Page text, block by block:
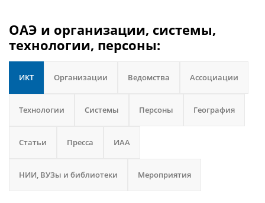
ОАЭ и организации, системы,
технологии, персоны:
ИКТ Организации Ведомства Ассоциации
Технологии Системы Персоны География
Статьи Пресса ИАА
НИИ, ВУЗы и библиотеки Мероприятия